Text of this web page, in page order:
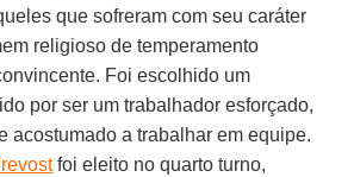
que sofreram com seu caráter
religioso de temperamento
Foi escolhido um
por ser um trabalhador esforçado,
acostumado a trabalhar em equipe.
foi eleito no quarto turno,